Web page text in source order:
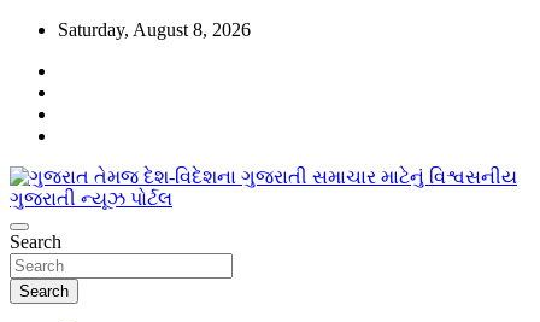
Skip
content
Saturday, August 8, 2026
ગુજરાત તેમજ દેશ-વિદેશના ગુજરાતી સમાચાર
માટેનું વિશ્વસનીય ગુજરાતી ન્યૂઝ પોર્ટલ
www.egujaratinews.com
Search
Search